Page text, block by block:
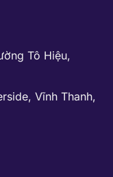
Tô Hiệu,
Vĩnh Thanh,